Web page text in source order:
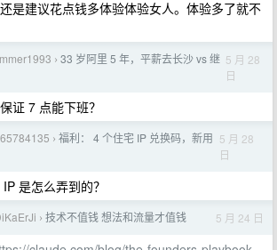
是建议花点钱多体验体验女人。体验多了就不
› 33 岁阿里 5 年，平薪去长沙 vs 继 5 月 28
日
证 7 点能下班？
› 福利： 4 个住宅 IP 兑换码，新用 5 月 28
日
是怎么弄到的？
› 技术不值钱 想法和流量才值钱 5 月 24 日